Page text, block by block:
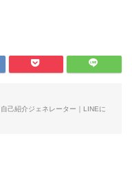
己紹介ジェネレーター｜LINEに